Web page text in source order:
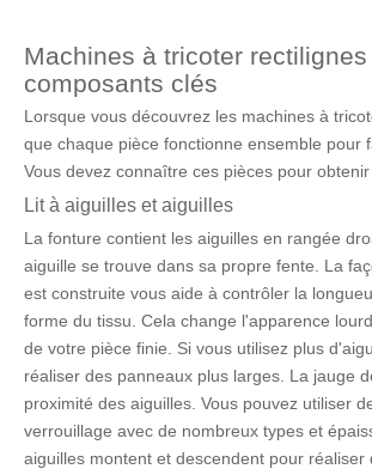
Machines à tricoter rectilignes
composants clés
Lorsque vous découvrez les machines à
que chaque pièce fonctionne ensemble pour
Vous devez connaître ces pièces pour
Lit à aiguilles et aiguilles
La fonture contient les aiguilles en rangée
aiguille se trouve dans sa propre fente. La
est construite vous aide à contrôler la
forme du tissu. Cela change l'apparence
de votre pièce finie. Si vous utilisez plus
réaliser des panneaux plus larges. La jauge
proximité des aiguilles. Vous pouvez utiliser
verrouillage avec de nombreux types et
aiguilles montent et descendent pour réaliser